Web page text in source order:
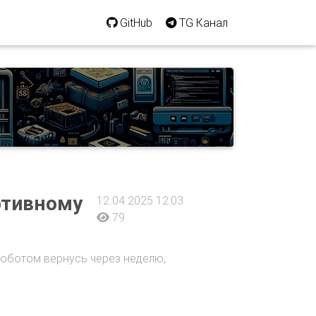
GitHub TG Канал
12.04.2025 12:03
79
вернусь через неделю,